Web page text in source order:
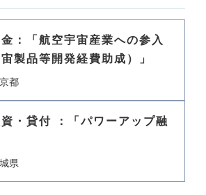
：「航空宇宙産業への参入
製品等開発経費助成）」
都
資・貸付 ：「パワーアップ融
県